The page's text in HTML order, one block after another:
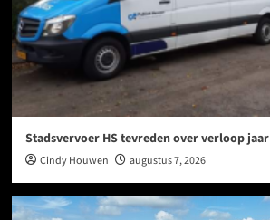
Stadsvervoer HS tevreden over verloop jaar
Cindy Houwen augustus 7, 2026